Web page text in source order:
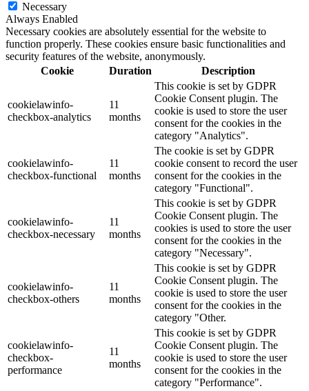
Necessary
Always Enabled
Necessary cookies are absolutely essential for the website to
function properly. These cookies ensure basic functionalities and
security features of the website, anonymously.
Cookie
Duration Description
cookielawinfo-
checkbox-analytics
11
months
This cookie is set by GDPR
Cookie Consent plugin. The
cookie is used to store the user
consent for the cookies in the
category "Analytics".
cookielawinfo-
checkbox-functional
11
months
The cookie is set by GDPR
cookie consent to record the user
consent for the cookies in the
category "Functional".
cookielawinfo-
checkbox-necessary
11
months
This cookie is set by GDPR
Cookie Consent plugin. The
cookies is used to store the user
consent for the cookies in the
category "Necessary".
cookielawinfo-
checkbox-others
11
months
This cookie is set by GDPR
Cookie Consent plugin. The
cookie is used to store the user
consent for the cookies in the
category "Other.
cookielawinfo-
checkbox-
performance
11
months
This cookie is set by GDPR
Cookie Consent plugin. The
cookie is used to store the user
consent for the cookies in the
category "Performance".